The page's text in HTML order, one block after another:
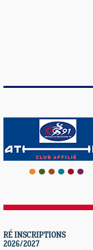
RÉ INSCRIPTIONS
2026/2027